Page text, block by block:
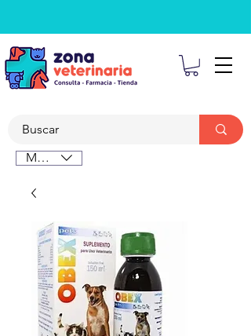
MXN ($)